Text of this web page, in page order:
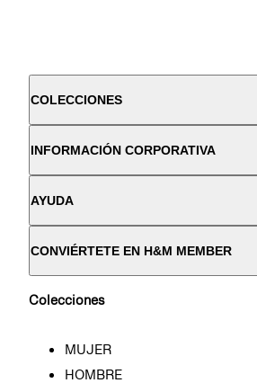
COLECCIONES
INFORMACIÓN CORPORATIVA
AYUDA
CONVIÉRTETE EN H&M MEMBER
Colecciones
MUJER
HOMBRE